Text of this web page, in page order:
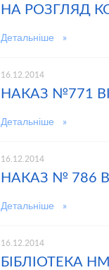
НА РОЗГЛЯД
Детальніше »
16.12.2014
НАКАЗ №771
Детальніше »
16.12.2014
НАКАЗ № 786
Детальніше »
16.12.2014
БІБЛІОТЕКА